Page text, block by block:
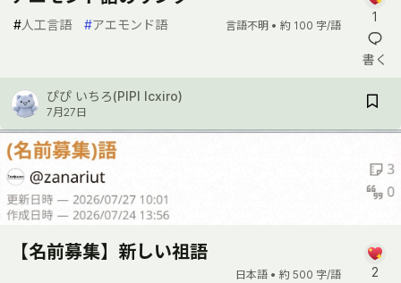
#人工言語 #アエモンド語 言語不明 • 約 100 字/語
1
書く
ぴぴ いちろ(PIPI Icxiro)
7月27日
【名前募集】新しい祖語
日本語 • 約 500 字/語 2